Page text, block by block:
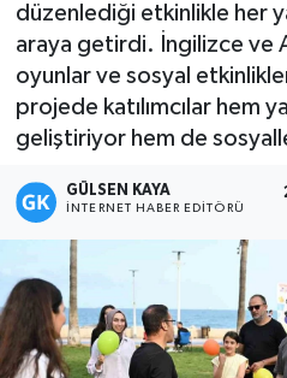
düzenlediği etkinlikle her
araya getirdi. İngilizce ve
oyunlar ve sosyal
projede katılımcılar hem
geliştiriyor hem de
GÜLSEN KAYA
İNTERNET HABER EDITÖRÜ
Kültür - Sanat
Magazin
Mersin
Mersin Tarihi
Özel Haber
Politika